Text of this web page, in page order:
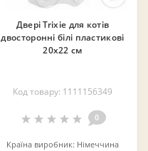
Двері Trixie для котів
двосторонні білі пластикові
20х22 см
Код товару: 1111156349
0
Країна виробник: Німеччина